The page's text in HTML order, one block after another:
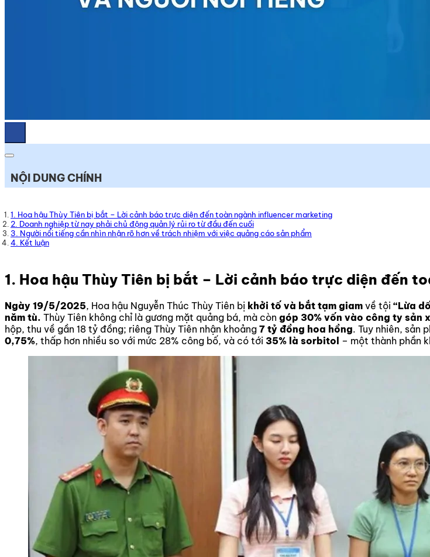
NỘI DUNG CHÍNH
1. Hoa hậu Thùy Tiên bị bắt – Lời cảnh báo trực diện đến toàn ngành influencer marketing
2. Doanh nghiệp từ nay phải chủ động quản lý rủi ro từ đầu đến cuối
3. Người nổi tiếng cần nhìn nhận rõ hơn về trách nhiệm với việc quảng cáo sản phẩm
4. Kết luận
1. Hoa hậu Thùy Tiên bị bắt – Lời cảnh báo trực diện đến
Ngày 19/5/2025, Hoa hậu Nguyễn Thúc Thùy Tiên bị khởi tố và bắt tạm giam về tội “Lừa
năm tù. Thùy Tiên không chỉ là gương mặt quảng bá, mà còn góp 30% vốn vào công ty sản
hộp, thu về gần 18 tỷ đồng; riêng Thùy Tiên nhận khoảng 7 tỷ đồng hoa hồng. Tuy nhiên, sản
0,75%, thấp hơn nhiều so với mức 28% công bố, và có tới 35% là sorbitol – một thành phần